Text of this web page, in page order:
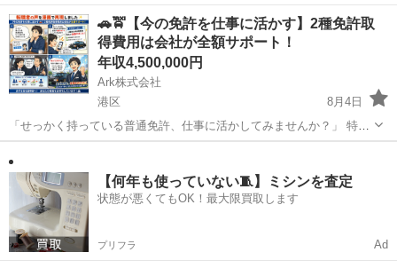
ある求人の中から、当社をご覧いただきありがとうございます！ 私た
ちは東京都を中心に、建築・土木・解体工事を手がけている会社で
す。 経験・学歴一切不...
東京 港区 芝公園駅 その他 未経験
🚗🚖【今の免許を仕事に活かす】2種免許取
得費用は会社が全額サポート！
年収4,500,000円
Ark株式会社
港区
8月4日
「せっかく持っている普通免許、仕事に活かしてみませんか？」 特別
な資格や経験は必要ありません！ **普通免許（AT限定可）**があれば
応募OK✨ タクシーに必要な2種免許は会社が費用を全額サポート！ さ
らに取...
【何年も使っていない🧵】ミシンを査定
状態が悪くてもOK！最大限買取します
プリフラ Ad